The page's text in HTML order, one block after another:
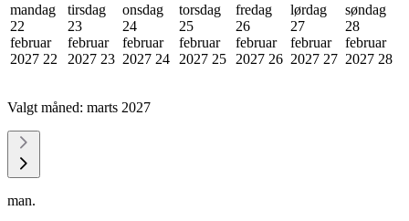
mandag
22
februar
2027 22
tirsdag
23
februar
2027 23
onsdag
24
februar
2027 24
torsdag
25
februar
2027 25
fredag
26
februar
2027 26
lørdag
27
februar
2027 27
søndag
28
februar
2027 28
Valgt måned: marts 2027
man.